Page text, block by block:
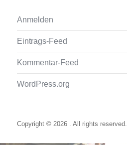
Anmelden
Eintrags-Feed
Kommentar-Feed
WordPress.org
Copyright © 2026 . All rights reserved.